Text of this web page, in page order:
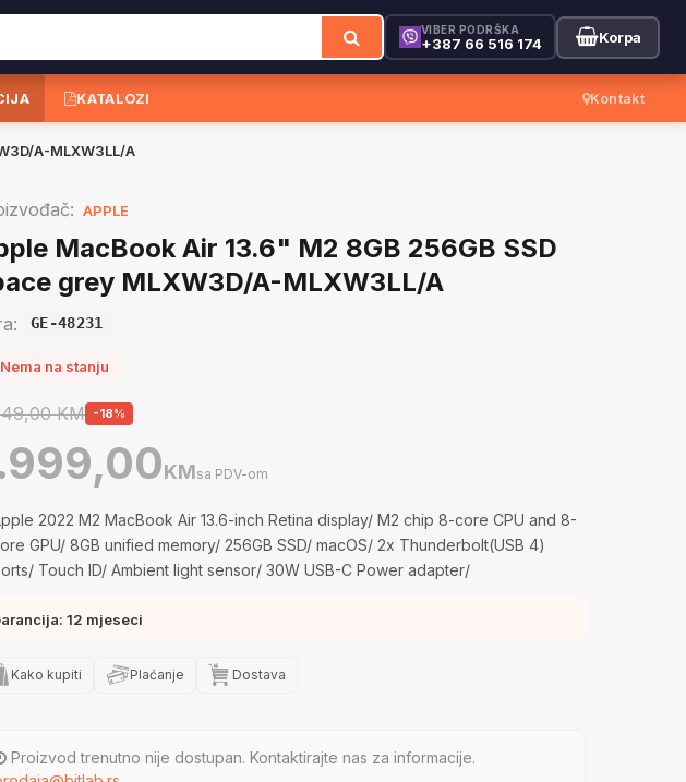
VIBER PODRŠKA
+387 66 516 174 Korpa
KATALOZI Kontakt
A-MLXW3LL/A
APPLE
MacBook Air 13.6" M2 8GB 256GB SSD
grey MLXW3D/A-MLXW3LL/A
GE-48231
Nema na stanju
KM -18%
KMsa PDV-om
2022 M2 MacBook Air 13.6-inch Retina display/ M2 chip 8-core CPU and 8-
GPU/ 8GB unified memory/ 256GB SSD/ macOS/ 2x Thunderbolt(USB 4)
Touch ID/ Ambient light sensor/ 30W USB-C Power adapter/
12 mjeseci
Kako kupiti Plaćanje Dostava
Proizvod trenutno nije dostupan. Kontaktirajte nas za informacije.